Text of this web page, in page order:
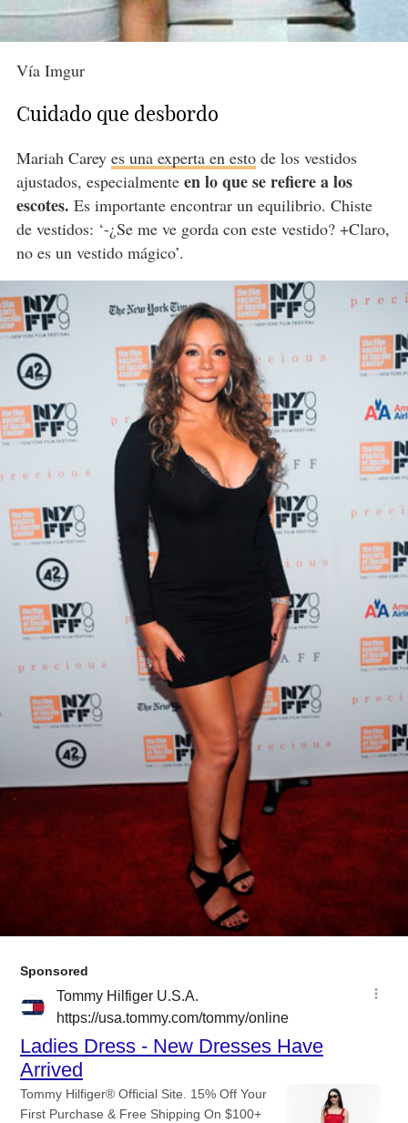
Vía Imgur
Cuidado que desbordo
Mariah Carey es una experta en estode los vestidos
ajustados, especialmente en lo que se refiere a los
escotes. Es importante encontrar un equilibrio. Chiste
de vestidos: ‘-¿Se me ve gorda con este vestido? +Claro,
no es un vestido mágico’.